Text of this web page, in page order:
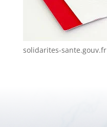
solidarites-sante.gouv.fr